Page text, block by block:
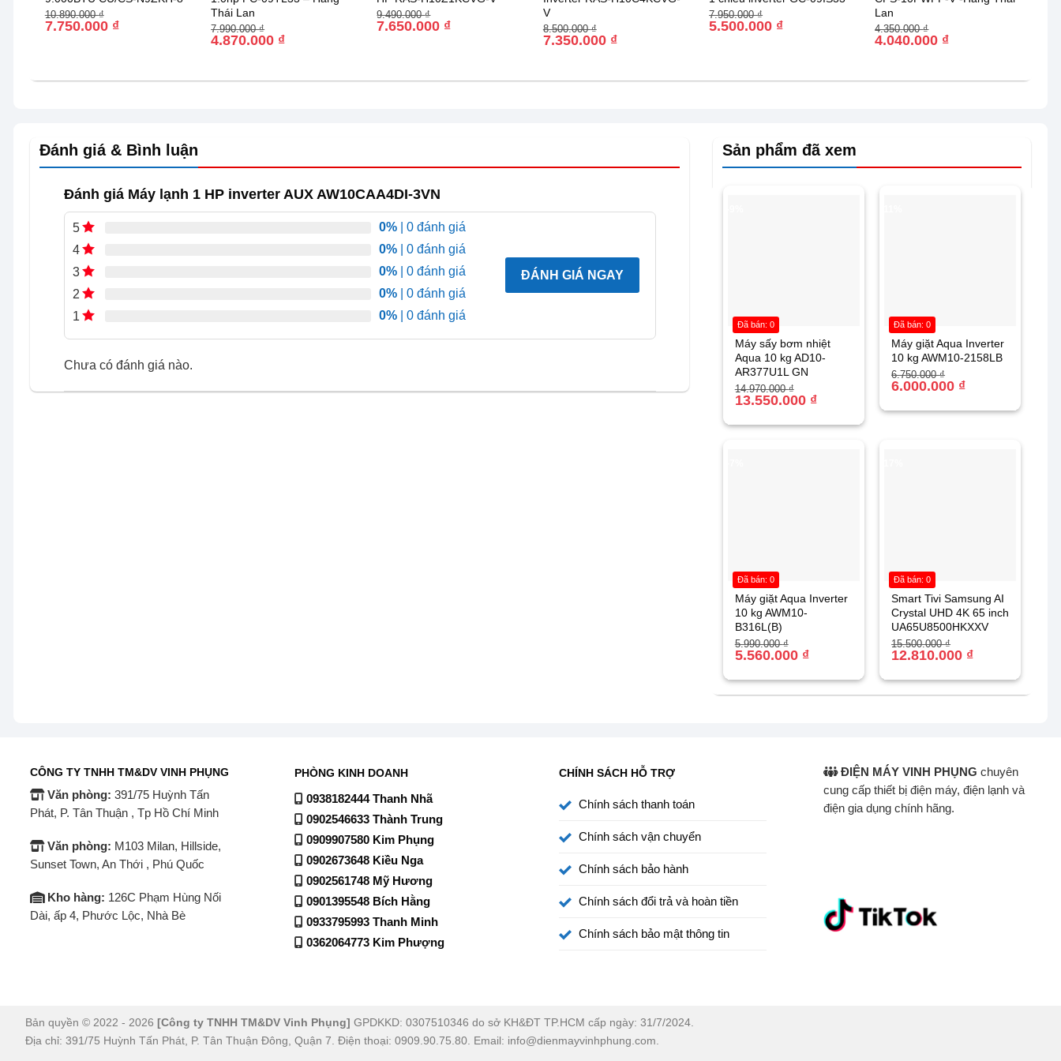
Dàn lạnh nhỏ gọn, tiết kiệm diện tích
giúp bạn lắp đặt ở nhiều vị trí mà không ảnh hưởng đến thẩm mỹ tổng
thể.
10.890.000₫
Giá
gốc
7.750.000 ₫
Giá
hiện
Thái Lan
7.990.000₫
Giá
gốc
4.870.000 ₫
Giá
hiện
9.490.000₫
Giá
gốc
7.650.000 ₫
Giá
hiện
V
8.500.000₫
Giá
gốc
7.350.000 ₫
Giá
hiện
7.950.000₫
Giá
gốc
5.500.000 ₫
Giá
hiện
Lan
4.350.000₫
Giá
gốc
4.040.000 ₫
Giá
hiện
Đánh giá & Bình luận
Đánh giá Máy lạnh 1 HP inverter AUX AW10CAA4DI-3VN
5 0%| 0 đánh giá
4
0%| 0 đánh giá
3
0%| 0 đánh giá
2
0%| 0 đánh giá
1
0%| 0 đánh giá
ĐÁNH GIÁ NGAY
Chưa có đánh giá nào.
Sản phẩm đã xem
Máy sấy bơm nhiệt
Aqua 10 kg AD10-
AR377U1L GN
14.970.000₫
Giá
gốc
13.550.000 ₫
Giá
hiện
13.550.000 ₫.
Đã bán: 0
Máy giặt Aqua Inverter
10 kg AWM10-2158LB
6.750.000₫
Giá
gốc
6.000.000 ₫
Giá
hiện
6.000.000 ₫.
Đã bán: 0
Máy giặt Aqua Inverter
10 kg AWM10-
B316L(B)
5.990.000₫
Giá
gốc
là:
5.560.000 ₫
Giá
hiện
tại
5.560.000 ₫.
Đã bán: 0
Smart Tivi Samsung AI
Crystal UHD 4K 65 inch
UA65U8500HKXXV
15.500.000₫
Giá
gốc
là:
12.810.000 ₫
Giá
hiện
tại
12.810.000 ₫.
Đã bán: 0
CÔNG TY TNHH TM&DV VINH PHỤNG
Văn phòng: 391/75 Huỳnh Tấn
Phát, P. Tân Thuận , Tp Hồ Chí Minh
Văn phòng: M103 Milan, Hillside,
Sunset Town, An Thới , Phú Quốc
Kho hàng: 126C Phạm Hùng Nối
Dài, ấp 4, Phước Lộc, Nhà Bè
PHÒNG KINH DOANH
0938182444 Thanh Nhã
0902546633 Thành Trung
0909907580 Kim Phụng
0902673648 Kiều Nga
0902561748 Mỹ Hương
0901395548 Bích Hằng
0933795993 Thanh Minh
0362064773 Kim Phượng
CHÍNH SÁCH HỖ TRỢ
Chính sách thanh toán
Chính sách vận chuyển
Chính sách bảo hành
Chính sách đổi trả và hoàn tiền
Chính sách bảo mật thông tin
ĐIỆN MÁY VINH PHỤNG chuyên
cung cấp thiết bị điện máy, điện lạnh và
điện gia dụng chính hãng.
Bản quyền © 2022 - 2026 [Công ty TNHH TM&DV Vinh Phụng] GPDKKD: 0307510346 do sở KH&ĐT TP.HCM cấp ngày: 31/7/2024.
Địa chỉ: 391/75 Huỳnh Tấn Phát, P. Tân Thuận Đông, Quận 7. Điện thoại: 0909.90.75.80. Email: info@dienmayvinhphung.com.